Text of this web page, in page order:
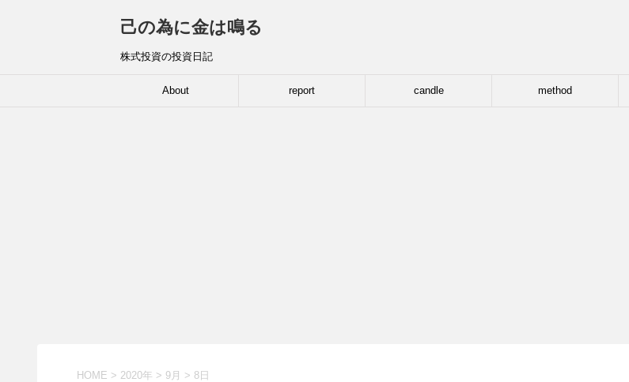
己の為に金は鳴る
株式投資の投資日記
About report candle method
HOME > 2020年 > 9月 > 8日